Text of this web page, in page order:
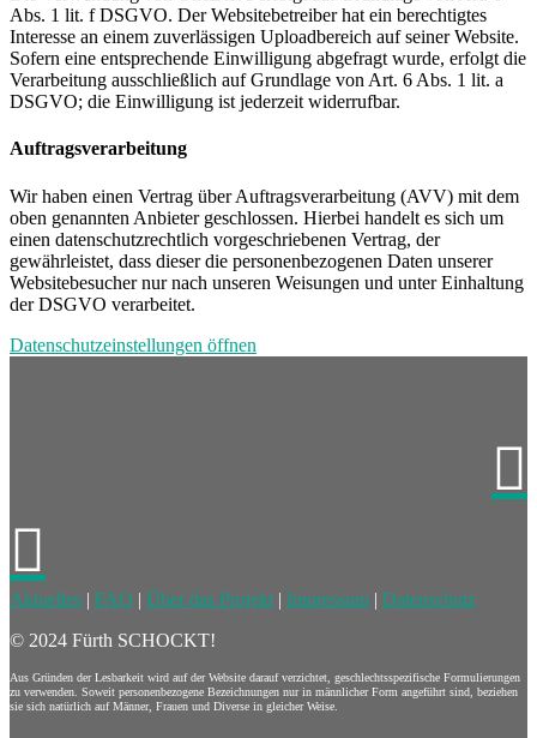
Abs. 1 lit. f DSGVO. Der Websitebetreiber hat ein berechtigtes
Interesse an einem zuverlässigen Uploadbereich auf seiner Website.
Sofern eine entsprechende Einwilligung abgefragt wurde, erfolgt die
Verarbeitung ausschließlich auf Grundlage von Art. 6 Abs. 1 lit. a
DSGVO; die Einwilligung ist jederzeit widerrufbar.
Auftragsverarbeitung
Wir haben einen Vertrag über Auftragsverarbeitung (AVV) mit dem
oben genannten Anbieter geschlossen. Hierbei handelt es sich um
einen datenschutzrechtlich vorgeschriebenen Vertrag, der
gewährleistet, dass dieser die personenbezogenen Daten unserer
Websitebesucher nur nach unseren Weisungen und unter Einhaltung
der DSGVO verarbeitet.
Datenschutzeinstellungen öffnen


Aktuelles | FAQ | Über das Projekt | Impressum | Datenschutz
© 2024 Fürth SCHOCKT!
Aus Gründen der Lesbarkeit wird auf der Website darauf verzichtet, geschlechtsspezifische Formulierungen
zu verwenden. Soweit personenbezogene Bezeichnungen nur in männlicher Form angeführt sind, beziehen
sie sich natürlich auf Männer, Frauen und Diverse in gleicher Weise.